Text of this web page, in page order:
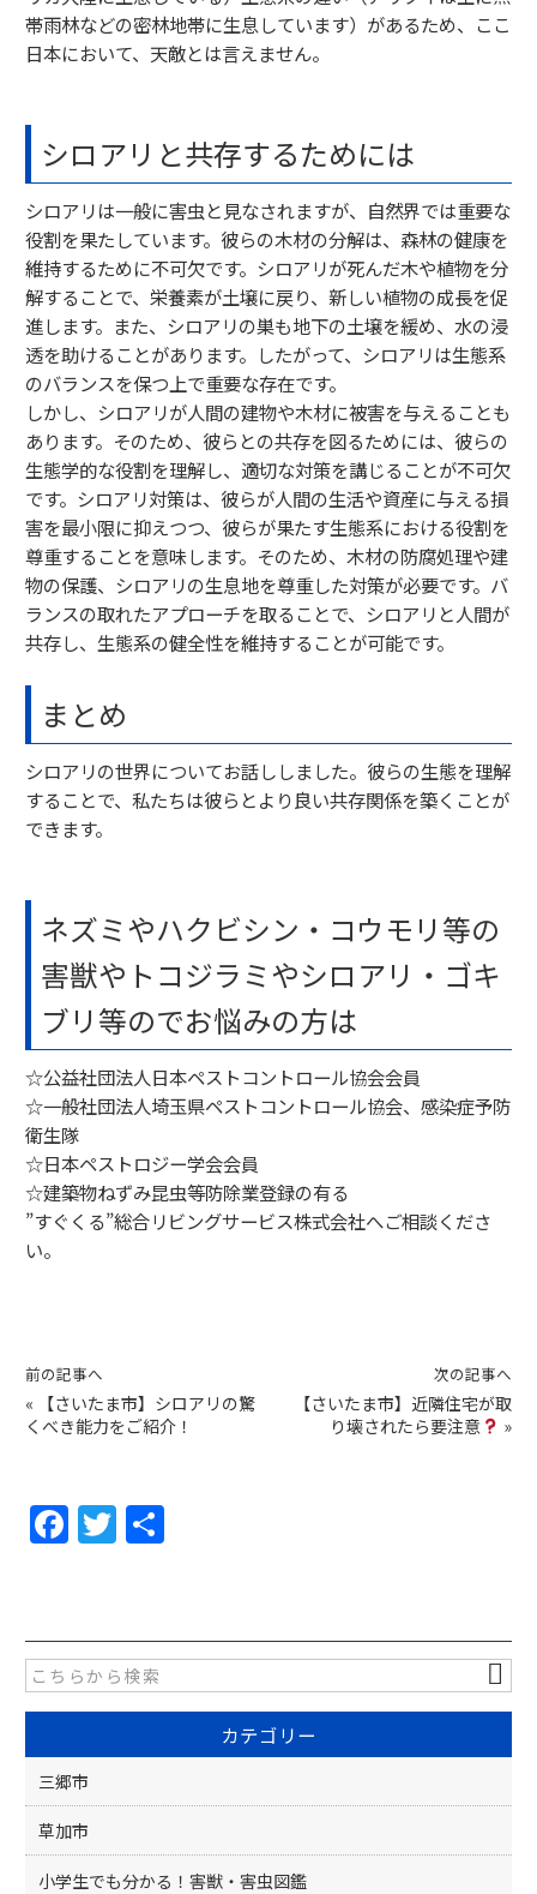
帯雨林などの密林地帯に生息しています）があるため、ここ
日本において、天敵とは言えません。
シロアリと共存するためには
シロアリは一般に害虫と見なされますが、自然界では重要な
役割を果たしています。彼らの木材の分解は、森林の健康を
維持するために不可欠です。シロアリが死んだ木や植物を分
解することで、栄養素が土壌に戻り、新しい植物の成長を促
進します。また、シロアリの巣も地下の土壌を緩め、水の浸
透を助けることがあります。したがって、シロアリは生態系
のバランスを保つ上で重要な存在です。
しかし、シロアリが人間の建物や木材に被害を与えることも
あります。そのため、彼らとの共存を図るためには、彼らの
生態学的な役割を理解し、適切な対策を講じることが不可欠
です。シロアリ対策は、彼らが人間の生活や資産に与える損
害を最小限に抑えつつ、彼らが果たす生態系における役割を
尊重することを意味します。そのため、木材の防腐処理や建
物の保護、シロアリの生息地を尊重した対策が必要です。バ
ランスの取れたアプローチを取ることで、シロアリと人間が
共存し、生態系の健全性を維持することが可能です。
まとめ
シロアリの世界についてお話ししました。彼らの生態を理解
することで、私たちは彼らとより良い共存関係を築くことが
できます。
ネズミやハクビシン・コウモリ等の
害獣やトコジラミやシロアリ・ゴキ
ブリ等のでお悩みの方は
☆公益社団法人日本ペストコントロール協会会員
☆一般社団法人埼玉県ペストコントロール協会、感染症予防
衛生隊
☆日本ペストロジー学会会員
☆建築物ねずみ昆虫等防除業登録の有る
”すぐくる”総合リビングサービス株式会社へご相談くださ
い。
前の記事へ
«
【さいたま市】シロアリの驚
くべき能力をご紹介！
次の記事へ
【さいたま市】近隣住宅が取
り壊されたら要注意
»
F
a
e
b
o
o
k
T
w
er
カテゴリー
三郷市
草加市
小学生でも分かる！害獣・害虫図鑑